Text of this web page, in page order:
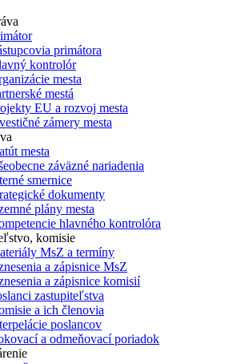
primátora
kontrolór
mesta
mestá
EU a rozvoj mesta
zámery mesta
mesta
záväzné nariadenia
smernice
dokumenty
plány mesta
hlavného kontrolóra
komisie
MsZ a termíny
a zápisnice MsZ
a zápisnice komisií
zastupiteľstva
a ich členovia
poslancov
a odmeňovací poriadok